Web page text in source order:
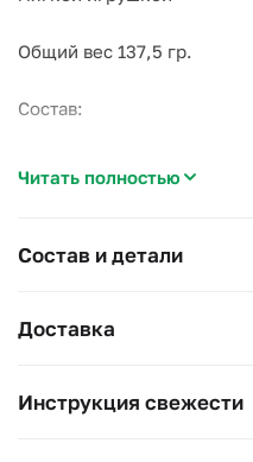
Общий вес 137,5 гр.
Состав:
3. Вафли Kinder Bueno (1
Читать полностью
Состав и детали
Доставка
Инструкция свежести